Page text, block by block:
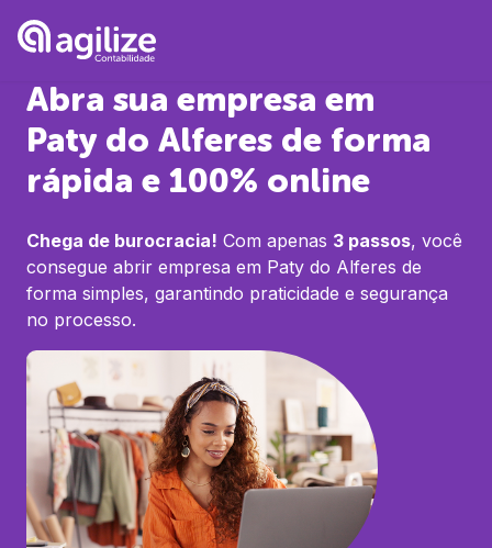
Abra sua empresa em
Paty do Alferes de forma
rápida e 100% online
Chega de burocracia! Com apenas 3 passos, você
consegue abrir empresa em Paty do Alferes de
forma simples, garantindo praticidade e segurança
no processo.